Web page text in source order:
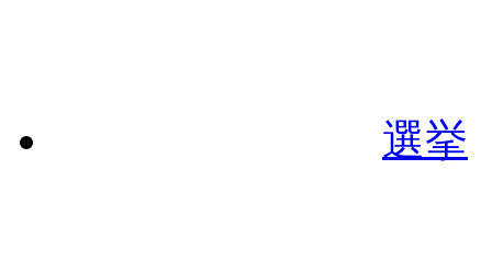
選挙